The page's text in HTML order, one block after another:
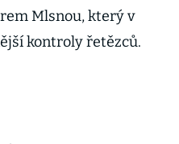
Mlsnou, který v
kontroly řetězců.